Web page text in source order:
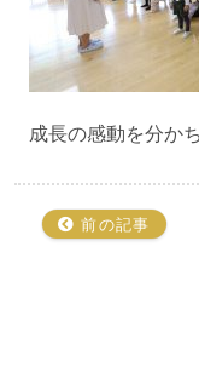
成長の感動を分か
前の記事